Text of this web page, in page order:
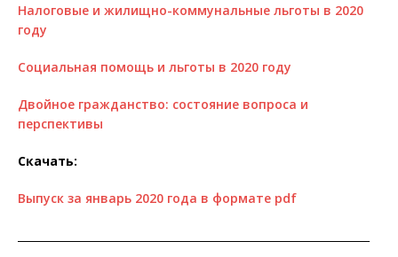
Налоговые и жилищно-коммунальные льготы в 2020
году
Социальная помощь и льготы в 2020 году
Двойное гражданство: состояние вопроса и
перспективы
Скачать:
Выпуск за январь 2020 года в формате pdf